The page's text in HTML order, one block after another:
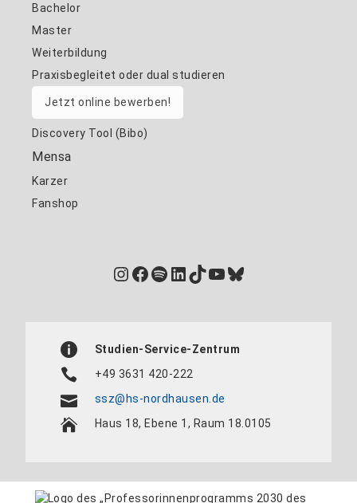
Bachelor
Master
Weiterbildung
Praxisbegleitet oder dual studieren
Jetzt online bewerben!
Discovery Tool (Bibo)
Mensa
Karzer
Fanshop
Instagram
Facebook
Spotify
LinkedIn
TikTok
YouTube
Bluesky
Studien-Service-Zentrum
+49 3631 420-222
ssz@hs-nordhausen.de
Haus 18, Ebene 1, Raum 18.0105